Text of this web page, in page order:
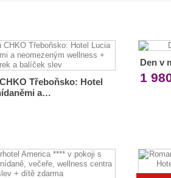
Třeboňsko: Hotel
a…
Den v
1